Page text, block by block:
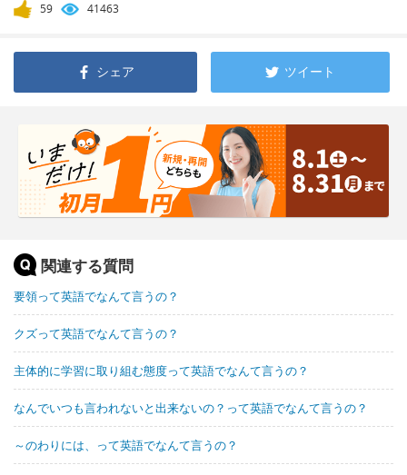
59 41463
シェア ツイート
関連する質問
要領って英語でなんて言うの？
クズって英語でなんて言うの？
主体的に学習に取り組む態度って英語でなんて言うの？
なんでいつも言われないと出来ないの？って英語でなんて言うの？
～のわりには、って英語でなんて言うの？